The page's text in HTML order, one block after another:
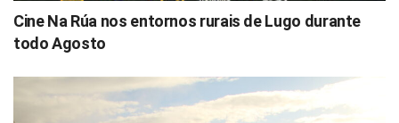
Cine Na Rúa nos entornos rurais de Lugo durante
todo Agosto